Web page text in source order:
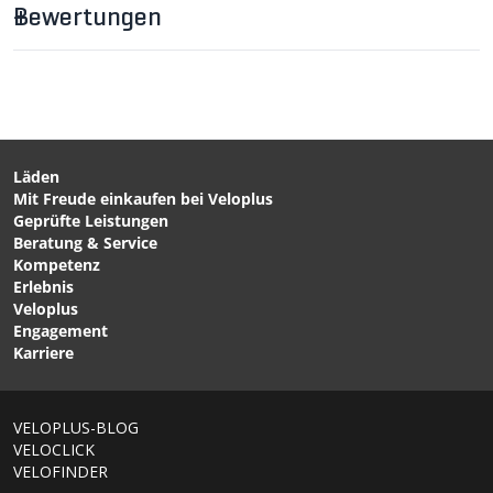
CHF 34.90
DUAL Minipumpe mit
CO2-Adapter und CO2-
Patrone / schwarz von
AIRBONE
CHF 27.90
Bewertungen
Läden
Mit Freude einkaufen bei Veloplus
Geprüfte Leistungen
Beratung & Service
Kompetenz
Erlebnis
Veloplus
Engagement
Karriere
VELOPLUS-BLOG
VELOCLICK
VELOFINDER